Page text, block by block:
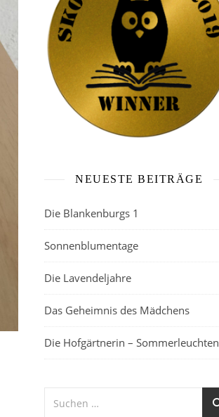
NEUESTE BEITRÄGE
Die Blankenburgs 1
Sonnenblumentage
Die Lavendeljahre
Das Geheimnis des Mädchens
Die Hofgärtnerin – Sommerleuchten